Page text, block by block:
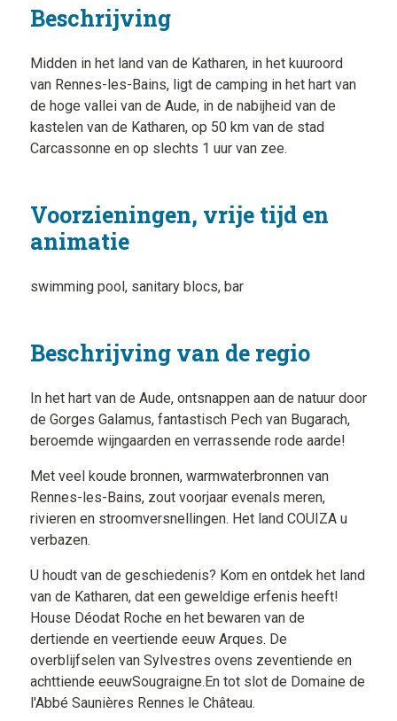
Beschrijving
Midden in het land van de Katharen, in het kuuroord
van Rennes-les-Bains, ligt de camping in het hart van
de hoge vallei van de Aude, in de nabijheid van de
kastelen van de Katharen, op 50 km van de stad
Carcassonne en op slechts 1 uur van zee.
Voorzieningen, vrije tijd en
animatie
swimming pool, sanitary blocs, bar
Beschrijving van de regio
In het hart van de Aude, ontsnappen aan de natuur door
de Gorges Galamus, fantastisch Pech van Bugarach,
beroemde wijngaarden en verrassende rode aarde!
Met veel koude bronnen, warmwaterbronnen van
Rennes-les-Bains, zout voorjaar evenals meren,
rivieren en stroomversnellingen. Het land COUIZA u
verbazen.
U houdt van de geschiedenis? Kom en ontdek het land
van de Katharen, dat een geweldige erfenis heeft!
House Déodat Roche en het bewaren van de
dertiende en veertiende eeuw Arques. De
overblijfselen van Sylvestres ovens zeventiende en
achttiende eeuwSougraigne.En tot slot de Domaine de
l'Abbé Saunières Rennes le Château.